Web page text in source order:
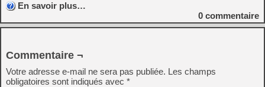
En savoir plus…
0 commentaire
Commentaire ¬
Votre adresse e-mail ne sera pas publiée. Les champs
obligatoires sont indiqués avec *